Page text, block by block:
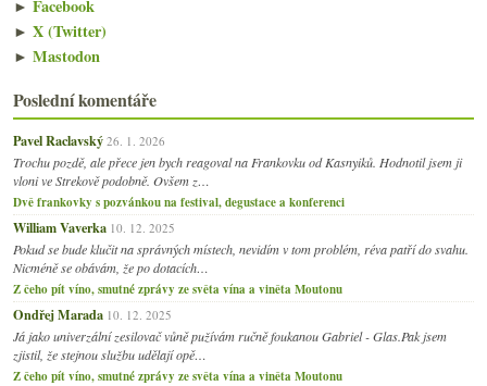
► Facebook
► X (Twitter)
► Mastodon
Poslední komentáře
Pavel Raclavský 26. 1. 2026
Trochu pozdě, ale přece jen bych reagoval na Frankovku od Kasnyiků. Hodnotil jsem ji
vloni ve Strekově podobně. Ovšem z…
Dvě frankovky s pozvánkou na festival, degustace a konferenci
William Vaverka 10. 12. 2025
Pokud se bude klučit na správných místech, nevidím v tom problém, réva patří do svahu.
Nicméně se obávám, že po dotacích…
Z čeho pít víno, smutné zprávy ze světa vína a viněta Moutonu
Ondřej Marada 10. 12. 2025
Já jako univerzální zesilovač vůně pužívám ručně foukanou Gabriel - Glas.Pak jsem
zjistil, že stejnou službu udělají opě…
Z čeho pít víno, smutné zprávy ze světa vína a viněta Moutonu